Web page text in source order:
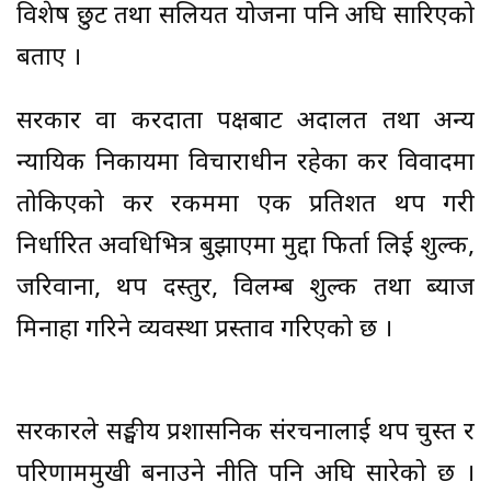
विशेष छुट तथा सहुलियत योजना पनि अघि सारिएको
बताए ।
सरकार वा करदाता पक्षबाट अदालत तथा अन्य
न्यायिक निकायमा विचाराधीन रहेका कर विवादमा
तोकिएको कर रकममा एक प्रतिशत थप गरी
निर्धारित अवधिभित्र बुझाएमा मुद्दा फिर्ता लिई शुल्क,
जरिवाना, थप दस्तुर, विलम्ब शुल्क तथा ब्याज
मिनाहा गरिने व्यवस्था प्रस्ताव गरिएको छ ।
सरकारले सङ्घीय प्रशासनिक संरचनालाई थप चुस्त र
परिणाममुखी बनाउने नीति पनि अघि सारेको छ ।